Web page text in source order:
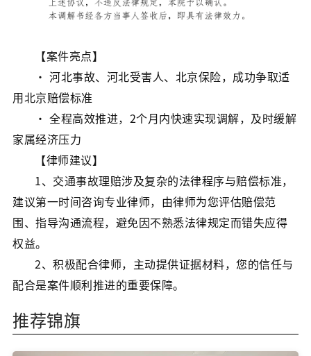
【案件亮点】
· 河北事故、河北受害人、北京保险，成功争取适
用北京赔偿标准
· 全程高效推进，2个月内快速实现调解，及时缓解
家属经济压力
【律师建议】
1、交通事故理赔涉及复杂的法律程序与赔偿标准，
建议第一时间咨询专业律师，由律师为您评估赔偿范
围、指导沟通流程，避免因不熟悉法律规定而错失应得
权益。
2、积极配合律师，主动提供证据材料，您的信任与
配合是案件顺利推进的重要保障。
推荐锦旗